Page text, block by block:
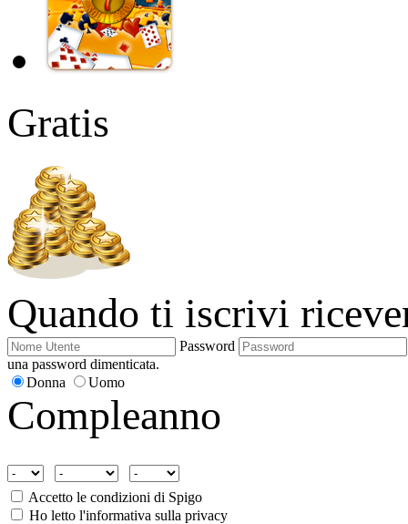
Gratis
Quando ti iscrivi
Password
una password dimenticata.
Donna
Uomo
Compleanno
Accetto le condizioni di Spigo
Ho letto l'informativa sulla privacy